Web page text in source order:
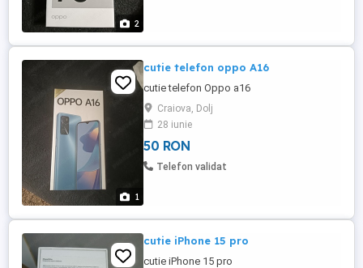
2
1
cutie telefon oppo A16
cutie telefon Oppo a16
Craiova, Dolj
28 iunie
50 RON
Telefon validat
cutie iPhone 15 pro
cutie iPhone 15 pro